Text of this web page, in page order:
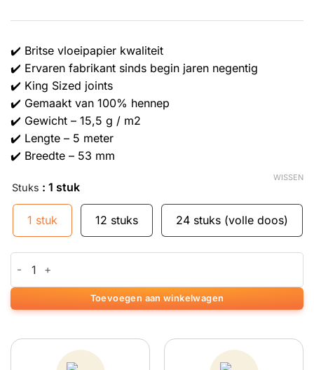
✔️ Britse vloeipapier kwaliteit
✔️ Ervaren fabrikant sinds begin jaren negentig
✔️ King Sized joints
✔️ Gemaakt van 100% hennep
✔️ Gewicht – 15,5 g / m2
✔️ Lengte – 5 meter
✔️ Breedte – 53 mm
Stuks : 1 stuk
1 stuk 12 stuks 24 stuks (volle doos)
WISSEN
Toevoegen aan winkelwagen